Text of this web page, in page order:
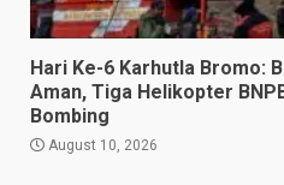
Hari Ke-6 Karhutla Bromo:
Aman, Tiga Helikopter
Bombing
August 10, 2026